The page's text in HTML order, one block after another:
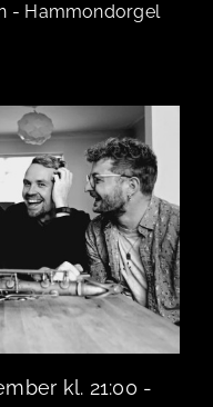
- Hammondorgel
kl. 21:00 -